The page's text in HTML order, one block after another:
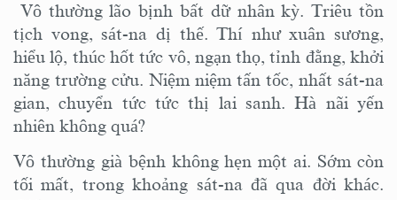
Vô thường lão bịnh bất dữ nhân kỳ. Triêu tồn
tịch vong, sát-na dị thế. Thí như xuân sương,
hiểu lộ, thúc hốt tức vô, ngạn thọ, tỉnh đằng, khởi
năng trường cửu. Niệm niệm tấn tốc, nhất sát-na
gian, chuyển tức tức thị lai sanh. Hà nãi yến
nhiên không quá?
Vô thường già bệnh không hẹn một ai. Sớm còn
tối mất, trong khoảng sát-na đã qua đời khác.